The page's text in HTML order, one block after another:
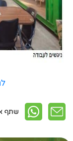
שתף